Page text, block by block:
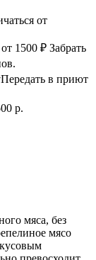
от
1500 ₽ Забрать
Передать в приют
р.
мяса, без
мясо